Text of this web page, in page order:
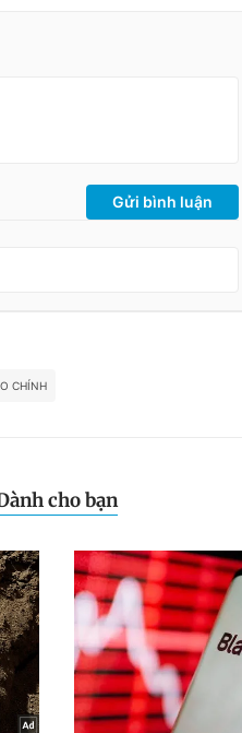
Gửi bình luận
CHÍNH